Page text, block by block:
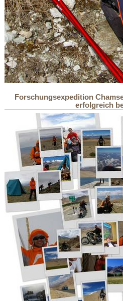
Forschungsexpedition
erfolgreich